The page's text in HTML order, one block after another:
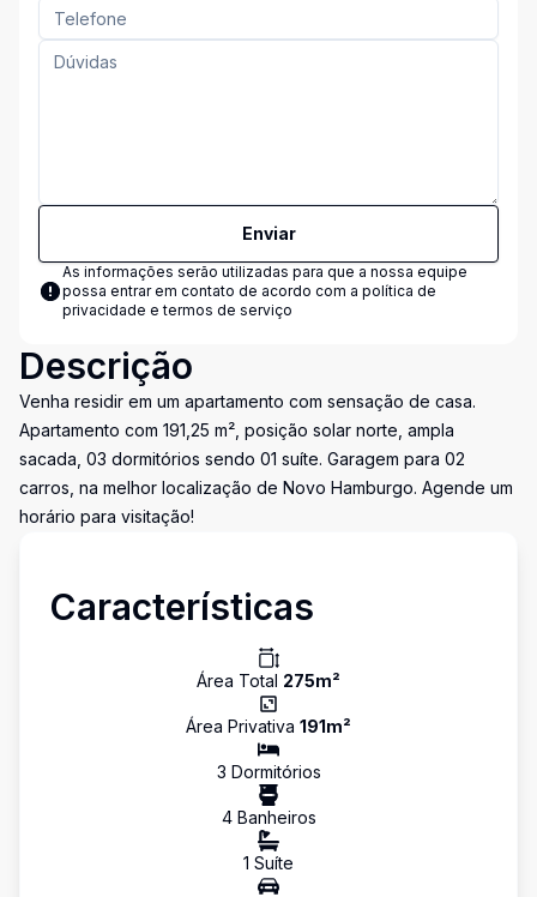
Enviar
As informações serão utilizadas para que a nossa equipe
possa entrar em contato de acordo com a política de
privacidade e termos de serviço
Descrição
Venha residir em um apartamento com sensação de casa.
Apartamento com 191,25 m², posição solar norte, ampla
sacada, 03 dormitórios sendo 01 suíte. Garagem para 02
carros, na melhor localização de Novo Hamburgo. Agende um
horário para visitação!
Características
Área Total 275m²
Área Privativa 191m²
3 Dormitórios
4Banheiros
1 Suíte